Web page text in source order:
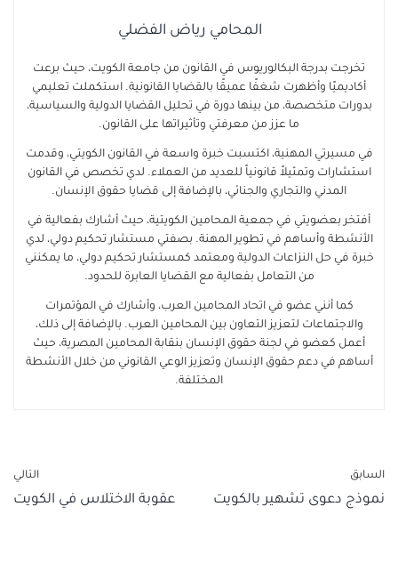
المحامي رياض الفضلي
تخرجت بدرجة البكالوريوس في القانون من جامعة الكويت، حيث برعت
أكاديميًا وأظهرت شغفًا عميقًا بالقضايا القانونية. استكملت تعليمي
بدورات متخصصة، من بينها دورة في تحليل القضايا الدولية والسياسية،
ما عزز من معرفتي وتأثيراتها على القانون.
في مسيرتي المهنية، اكتسبت خبرة واسعة في القانون الكويتي، وقدمت
استشارات وتمثيلاً قانونياً للعديد من العملاء. لدي تخصص في القانون
المدني والتجاري والجنائي، بالإضافة إلى قضايا حقوق الإنسان.
أفتخر بعضويتي في جمعية المحامين الكويتية، حيث أشارك بفعالية في
الأنشطة وأساهم في تطوير المهنة. بصفتي مستشار تحكيم دولي، لدي
خبرة في حل النزاعات الدولية ومعتمد كمستشار تحكيم دولي، ما يمكنني
من التعامل بفعالية مع القضايا العابرة للحدود.
كما أنني عضو في اتحاد المحامين العرب، وأشارك في المؤتمرات
والاجتماعات لتعزيز التعاون بين المحامين العرب. بالإضافة إلى ذلك،
أعمل كعضو في لجنة حقوق الإنسان بنقابة المحامين المصرية، حيث
أساهم في دعم حقوق الإنسان وتعزيز الوعي القانوني من خلال الأنشطة
المختلفة.
السابق
نموذج دعوى تشهير بالكويت
التالي
عقوبة الاختلاس في الكويت